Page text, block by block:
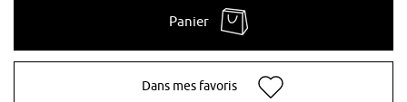
Panier
Dans mes favoris